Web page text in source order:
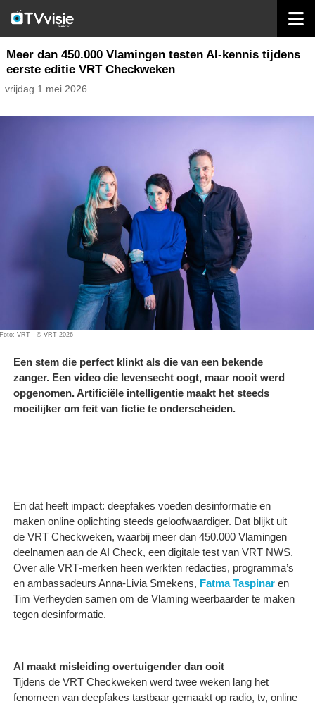
nieuws belgië
Meer dan 450.000 Vlamingen testen AI-kennis tijdens
eerste editie VRT Checkweken
vrijdag 1 mei 2026
Foto: VRT - © VRT 2026
Een stem die perfect klinkt als die van een bekende
zanger. Een video die levensecht oogt, maar nooit werd
opgenomen. Artificiële intelligentie maakt het steeds
moeilijker om feit van fictie te onderscheiden.
En dat heeft impact: deepfakes voeden desinformatie en
maken online oplichting steeds geloofwaardiger. Dat blijkt uit
de VRT Checkweken, waarbij meer dan 450.000 Vlamingen
deelnamen aan de AI Check, een digitale test van VRT NWS.
Over alle VRT‑merken heen werkten redacties, programma’s
en ambassadeurs Anna-Livia Smekens, Fatma Taspinar en
Tim Verheyden samen om de Vlaming weerbaarder te maken
tegen desinformatie.
AI maakt misleiding overtuigender dan ooit
Tijdens de VRT Checkweken werd twee weken lang het
fenomeen van deepfakes tastbaar gemaakt op radio, tv, online